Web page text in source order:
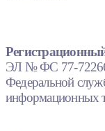
ЭЛ № ФС 77-72266
Федеральной
информационных